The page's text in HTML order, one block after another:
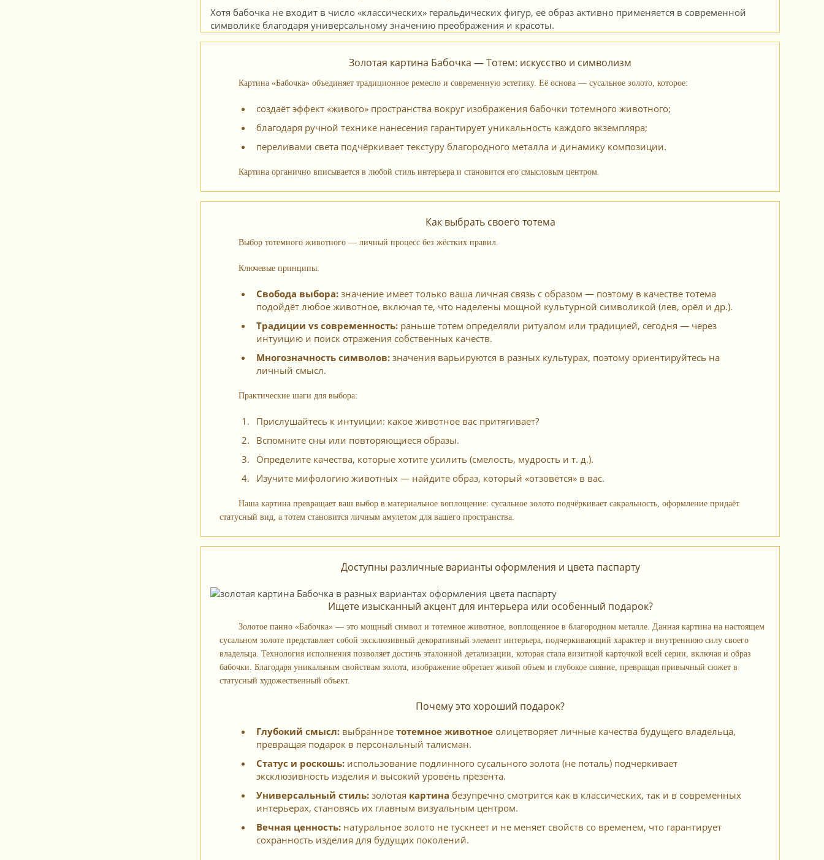
Хотя бабочка не входит в число «классических» геральдических фигур, её образ активно применяется в современной
символике благодаря универсальному значению преображения и красоты.
Золотая картина Бабочка — Тотем: искусство и символизм
Картина «Бабочка» объединяет традиционное ремесло и современную эстетику. Её основа — сусальное золото, которое:
создаёт эффект «живого» пространства вокруг изображения бабочки тотемного животного;
благодаря ручной технике нанесения гарантирует уникальность каждого экземпляра;
переливами света подчёркивает текстуру благородного металла и динамику композиции.
Картина органично вписывается в любой стиль интерьера и становится его смысловым центром.
Как выбрать своего тотема
Выбор тотемного животного — личный процесс без жёстких правил.
Ключевые принципы:
Свобода выбора: значение имеет только ваша личная связь с образом — поэтому в качестве тотема
подойдёт любое животное, включая те, что наделены мощной культурной символикой (лев, орёл и др.).
Традиции vs современность: раньше тотем определяли ритуалом или традицией, сегодня — через
интуицию и поиск отражения собственных качеств.
Многозначность символов: значения варьируются в разных культурах, поэтому ориентируйтесь на
личный смысл.
Практические шаги для выбора:
Прислушайтесь к интуиции: какое животное вас притягивает?
Вспомните сны или повторяющиеся образы.
Определите качества, которые хотите усилить (смелость, мудрость и т. д.).
Изучите мифологию животных — найдите образ, который «отзовётся» в вас.
Наша картина превращает ваш выбор в материальное воплощение: сусальное золото подчёркивает сакральность, оформление придаёт
статусный вид, а тотем становится личным амулетом для вашего пространства.
Доступны различные варианты оформления и цвета паспарту
Ищете изысканный акцент для интерьера или особенный подарок?
Золотое панно «Бабочка» — это мощный символ и тотемное животное, воплощенное в благородном металле. Данная картина на настоящем
сусальном золоте представляет собой эксклюзивный декоративный элемент интерьера, подчеркивающий характер и внутреннюю силу своего
владельца. Технология исполнения позволяет достичь эталонной детализации, которая стала визитной карточкой всей серии, включая и образ
бабочки. Благодаря уникальным свойствам золота, изображение обретает живой объем и глубокое сияние, превращая привычный сюжет в
статусный художественный объект.
Почему это хороший подарок?
Глубокий смысл: выбранное тотемное животное олицетворяет личные качества будущего владельца,
превращая подарок в персональный талисман.
Статус и роскошь: использование подлинного сусального золота (не поталь) подчеркивает
эксклюзивность изделия и высокий уровень презента.
Универсальный стиль: золотая картина безупречно смотрится как в классических, так и в современных
интерьерах, становясь их главным визуальным центром.
Вечная ценность: натуральное золото не тускнеет и не меняет свойств со временем, что гарантирует
сохранность изделия для будущих поколений.